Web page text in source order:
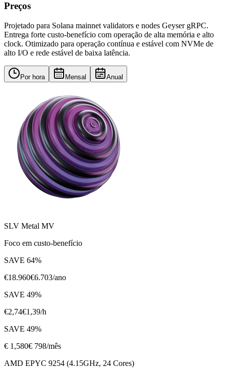
Preços
Projetado para Solana mainnet validators e nodes Geyser gRPC.
Entrega forte custo-benefício com operação de alta memória e alto
clock. Otimizado para operação contínua e estável com NVMe de
alto I/O e rede estável de baixa latência.
Por hora Mensal Anual
SLV Metal MV
Foco em custo-benefício
SAVE 64%
€18.960€6.703/ano
SAVE 49%
€2,74€1,39/h
SAVE 49%
€ 1,580€ 798/mês
AMD EPYC 9254 (4.15GHz, 24 Cores)